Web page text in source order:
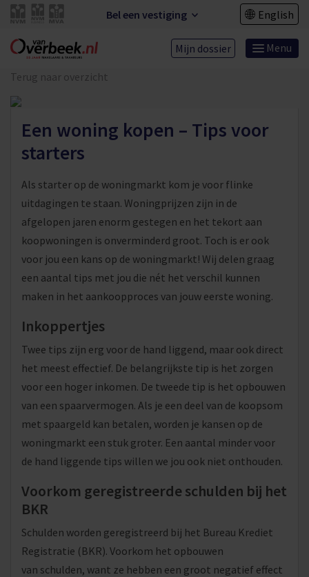
Bel een vestiging English
Mijn dossier Menu
Terug naar overzicht
Een woning kopen – Tips voor
starters
Als starter op de woningmarkt kom je voor flinke
uitdagingen te staan. Woningprijzen zijn in de
afgelopen jaren enorm gestegen en het tekort aan
koopwoningen is onverminderd groot. Toch is er ook
voor jou een kans op de woningmarkt! Wij delen graag
een aantal tips met jou die nét het verschil kunnen
maken in het aankoopproces van jouw eerste woning.
Inkoppertjes
Twee tips zijn erg voor de hand liggend, maar ook direct
het meest effectief. De belangrijkste tip is het zorgen
voor een hoger inkomen. De tweede tip is het opbouwen
van een spaarvermogen. Als je een deel van de koopsom
met spaargeld kan betalen, worden je kansen op de
woningmarkt een stuk groter. Een aantal minder voor
de hand liggende tips willen we jou ook niet onthouden.
Voorkom geregistreerde schulden bij het
BKR
Schulden worden geregistreerd bij het Bureau Krediet
Registratie (BKR). Voorkom het opbouwen
van schulden, want ze hebben een groot negatief effect